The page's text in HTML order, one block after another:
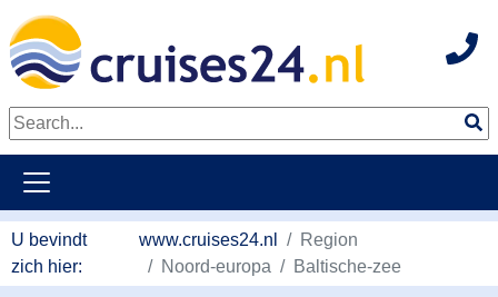
U bevindt
zich hier:
www.cruises24.nl
Region
Noord-europa
Baltische-zee